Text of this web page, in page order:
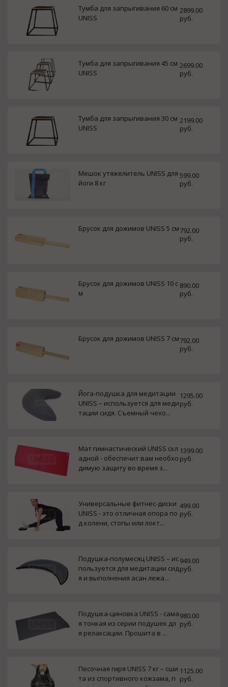
Тумба для запрыгивания 60 см
UNISS
2899.00
руб.
Тумба для запрыгивания 45 см
UNISS
2699.00
руб.
Тумба для запрыгивания 30 см
UNISS
2199.00
руб.
Мешок утяжелитель UNISS для
йоги 8 кг
599.00
руб.
Брусок для дожимов UNISS 5 см792.00
руб.
Брусок для дожимов UNISS 10 с
м
890.00
руб.
Брусок для дожимов UNISS 7 см792.00
руб.
Йога-подушка для медитации
UNISS – используется для меди
тации сидя. Съемный чехо...
1295.00
руб.
Мат гимнастический UNISS скл
адной - обеспечит вам необхо
димую защиту во время з...
1399.00
руб.
Универсальные фитнес-диски
UNISS - это отличная опора по
д колени, стопы или локт...
499.00
руб.
Подушка-полумесяц UNISS – ис
пользуется для медитации сид
я и выполнения асан лежа...
949.00
руб.
Подушка-циновка UNISS - сама
я тонкая из серии подушек дл
я релаксации. Прошита в ...
980.00
руб.
Песочная гиря UNISS 7 кг – сши
тa из спортивного кожзама, п
1125.00
руб.